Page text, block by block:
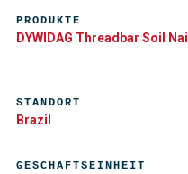
PRODUKTE
DYWIDAG Threadbar Soil Nail
GESCHÄFTSEINHEIT
STANDORT
Brazil